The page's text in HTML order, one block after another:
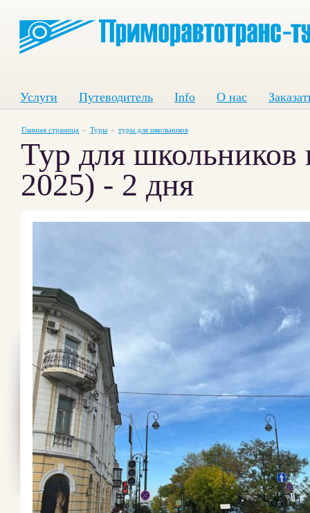
Услуги Путеводитель Info О нас
Главная страница Туры туры для школьников
Тур для школьников
2025) - 2 дня